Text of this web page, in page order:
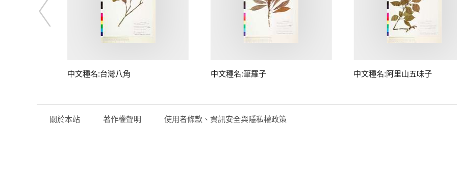
中文種名:台灣八角 中文種名:筆羅子 中文種名:阿里山五味子
關於本站 著作權聲明 使用者條款、資訊安全與隱私權政策